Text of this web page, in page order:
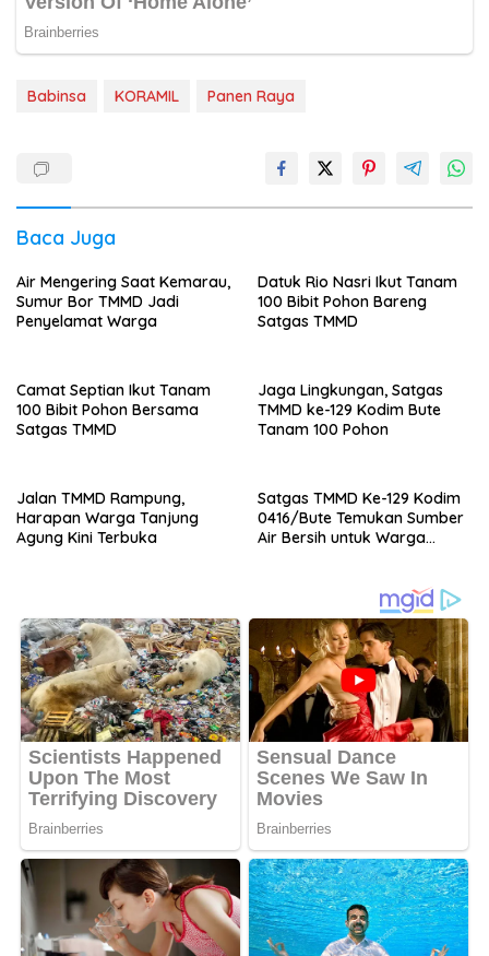
Babinsa KORAMIL Panen Raya
Baca Juga
Air Mengering Saat Kemarau,
Sumur Bor TMMD Jadi
Penyelamat Warga
Datuk Rio Nasri Ikut Tanam
100 Bibit Pohon Bareng
Satgas TMMD
Camat Septian Ikut Tanam
100 Bibit Pohon Bersama
Satgas TMMD
Jaga Lingkungan, Satgas
TMMD ke-129 Kodim Bute
Tanam 100 Pohon
Jalan TMMD Rampung,
Harapan Warga Tanjung
Agung Kini Terbuka
Satgas TMMD Ke-129 Kodim
0416/Bute Temukan Sumber
Air Bersih untuk Warga